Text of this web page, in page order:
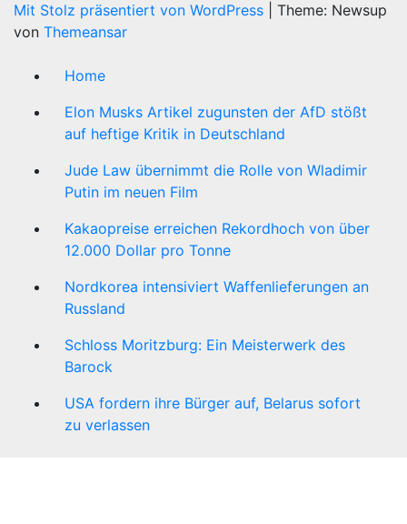
Mit Stolz präsentiert von WordPress
Theme: Newsup
von Themeansar
Home
Elon Musks Artikel zugunsten der AfD stößt
auf heftige Kritik in Deutschland
Jude Law übernimmt die Rolle von Wladimir
Putin im neuen Film
Kakaopreise erreichen Rekordhoch von über
12.000 Dollar pro Tonne
Nordkorea intensiviert Waffenlieferungen an
Russland
Schloss Moritzburg: Ein Meisterwerk des
Barock
USA fordern ihre Bürger auf, Belarus sofort
zu verlassen